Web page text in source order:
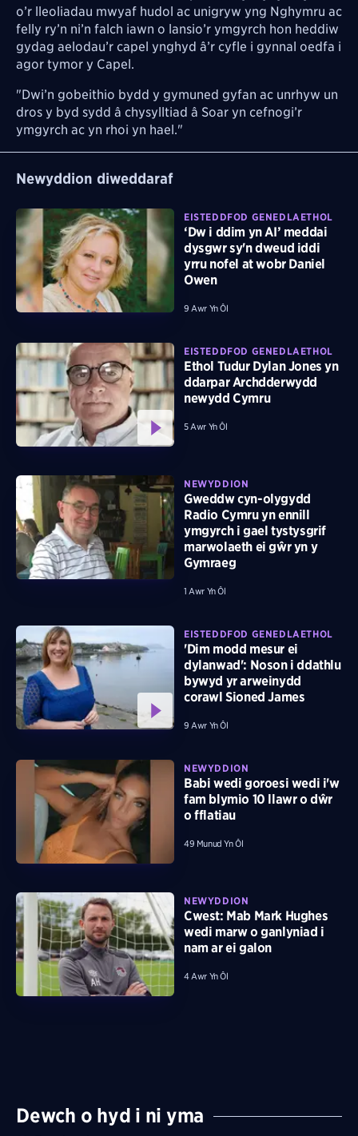
o’r lleoliadau mwyaf hudol ac unigryw yng Nghymru ac
felly ry’n ni’n falch iawn o lansio’r ymgyrch hon heddiw
gydag aelodau’r capel ynghyd â’r cyfle i gynnal oedfa i
agor tymor y Capel.
"Dwi’n gobeithio bydd y gymuned gyfan ac unrhyw un
dros y byd sydd â chysylltiad â Soar yn cefnogi’r
ymgyrch ac yn rhoi yn hael."
Newyddion diweddaraf
EISTEDDFOD GENEDLAETHOL
‘Dw i ddim yn AI’ meddai
dysgwr sy'n dweud iddi
yrru nofel at wobr Daniel
Owen
9 Awr Yn Ôl
EISTEDDFOD GENEDLAETHOL
Ethol Tudur Dylan Jones yn
ddarpar Archdderwydd
newydd Cymru
5 Awr Yn Ôl
NEWYDDION
Gweddw cyn-olygydd
Radio Cymru yn ennill
ymgyrch i gael tystysgrif
marwolaeth ei gŵr yn y
Gymraeg
1 Awr Yn Ôl
EISTEDDFOD GENEDLAETHOL
'Dim modd mesur ei
dylanwad': Noson i ddathlu
bywyd yr arweinydd
corawl Sioned James
9 Awr Yn Ôl
NEWYDDION
Babi wedi goroesi wedi i'w
fam blymio 10 llawr o dŵr
o fflatiau
49 Munud Yn Ôl
NEWYDDION
Cwest: Mab Mark Hughes
wedi marw o ganlyniad i
nam ar ei galon
4 Awr Yn Ôl
Dewch o hyd i ni yma